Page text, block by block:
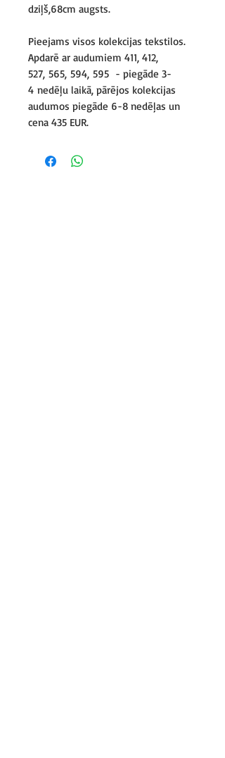
dziļš,68cm augsts.
Pieejams visos kolekcijas tekstilos.
Apdarē ar audumiem 411, 412,
527, 565, 594, 595 - piegāde 3-
4 nedēļu laikā, pārējos kolekcijas
audumos piegāde 6-8 nedēļas un
cena 435 EUR.